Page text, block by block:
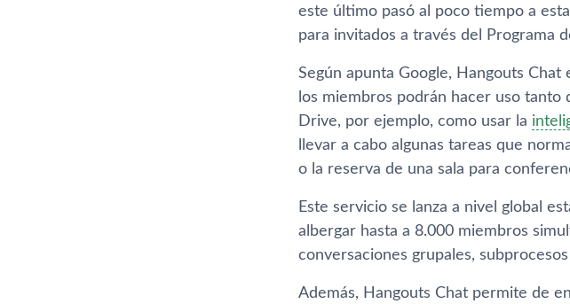
este último pasó al poco tiempo a
para invitados a través del Programa
Según apunta Google, Hangouts
los miembros podrán hacer uso tanto
Drive, por ejemplo, como usar la
llevar a cabo algunas tareas que
o la reserva de una sala para
Este servicio se lanza a nivel global
albergar hasta a 8.000 miembros
conversaciones grupales,
Además, Hangouts Chat permite de